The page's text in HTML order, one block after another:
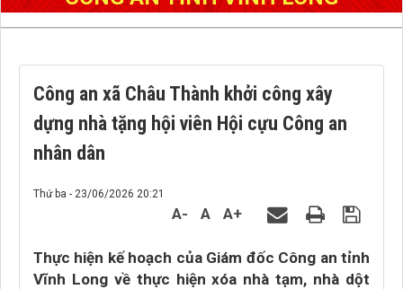
Công an xã Châu Thành khởi công xây
dựng nhà tặng hội viên Hội cựu Công an
nhân dân
Thứ ba - 23/06/2026 20:21
A- A A+
Thực hiện kế hoạch của Giám đốc Công an tỉnh
Vĩnh Long về thực hiện xóa nhà tạm, nhà dột